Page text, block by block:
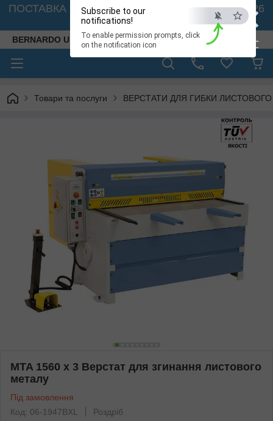
×
ESC
Subscribe to our
notifications!
To enable permission prompts, click
on the notification icon
ПОСТАВКА ВЕРСТАТІВ З АВСТРІЇ - 🚛 26.08. 2026
🚛
BERNARDO UKRAINE
Товари та послуги ВЕРСТАТИ ДЛЯ ГИБКИ ЛИСТОВОГО
MTA 1560 x 3 Верстат для згинання листового
металу
Під замовлення
Код: 06-1947BXL
Роздріб